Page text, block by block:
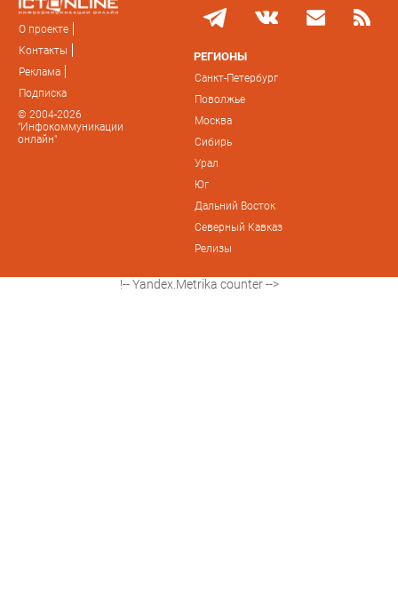
О проекте
Контакты
Реклама
Подписка
© 2004-2026
"Инфокоммуникации
онлайн"
РЕГИОНЫ
Санкт-Петербург
Поволжье
Москва
Сибирь
Урал
Юг
Дальний Восток
Северный Кавказ
Релизы
!-- Yandex.Metrika counter -->